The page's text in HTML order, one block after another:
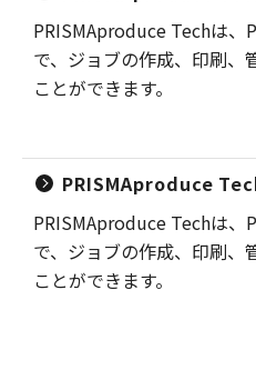
PRISMAproduce Techは
で、ジョブの作成、印刷、
ことができます。
PRISMAproduce
PRISMAproduce Techは
で、ジョブの作成、印刷、
ことができます。